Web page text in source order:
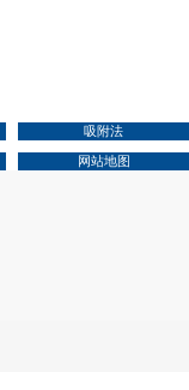
吸附法
网站地图